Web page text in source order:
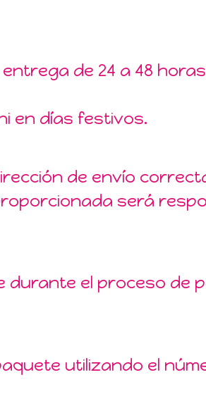
de 24 a 48
en días festivos.
de envío
será
durante el proceso de
utilizando el